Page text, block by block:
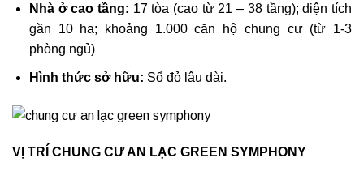
Nhà ở cao tầng: 17 tòa (cao từ 21 – 38 tầng); diện tích
gần 10 ha; khoảng 1.000 căn hộ chung cư (từ 1-3
phòng ngủ)
Hình thức sở hữu: Sổ đỏ lâu dài.
VỊ TRÍ CHUNG CƯ AN LẠC GREEN SYMPHONY